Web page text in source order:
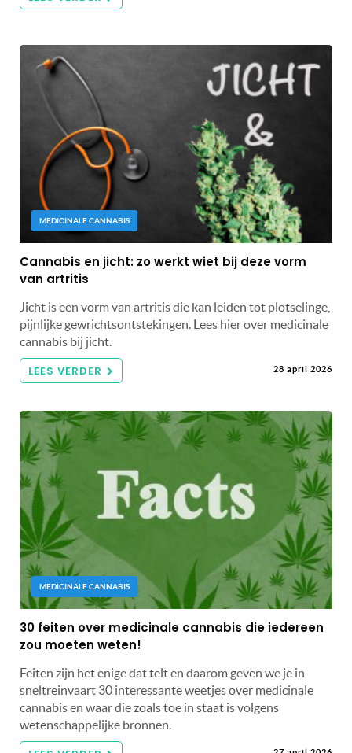
MEDICINALE CANNABIS
Cannabis en jicht: zo werkt wiet bij deze vorm
van artritis
Jicht is een vorm van artritis die kan leiden tot plotselinge,
pijnlijke gewrichtsontstekingen. Lees hier over medicinale
cannabis bij jicht.
LEES VERDER 28 april 2026
MEDICINALE CANNABIS
30 feiten over medicinale cannabis die iedereen
zou moeten weten!
Feiten zijn het enige dat telt en daarom geven we je in
sneltreinvaart 30 interessante weetjes over medicinale
cannabis en waar die zoals toe in staat is volgens
wetenschappelijke bronnen.